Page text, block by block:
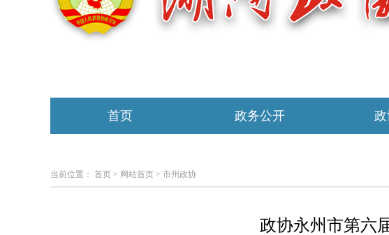
首页 政务公开
当前位置： 首页 > 网站首页 > 市州政协
政协永州市第六